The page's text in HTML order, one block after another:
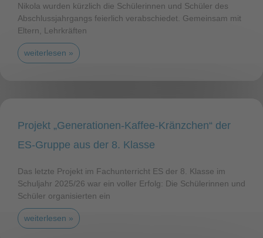
Nikola wurden kürzlich die Schülerinnen und Schüler des
Abschlussjahrgangs feierlich verabschiedet. Gemeinsam mit
Eltern, Lehrkräften
weiterlesen »
Projekt „Generationen-Kaffee-Kränzchen“ der
ES-Gruppe aus der 8. Klasse
Das letzte Projekt im Fachunterricht ES der 8. Klasse im
Schuljahr 2025/26 war ein voller Erfolg: Die Schülerinnen und
Schüler organisierten ein
weiterlesen »